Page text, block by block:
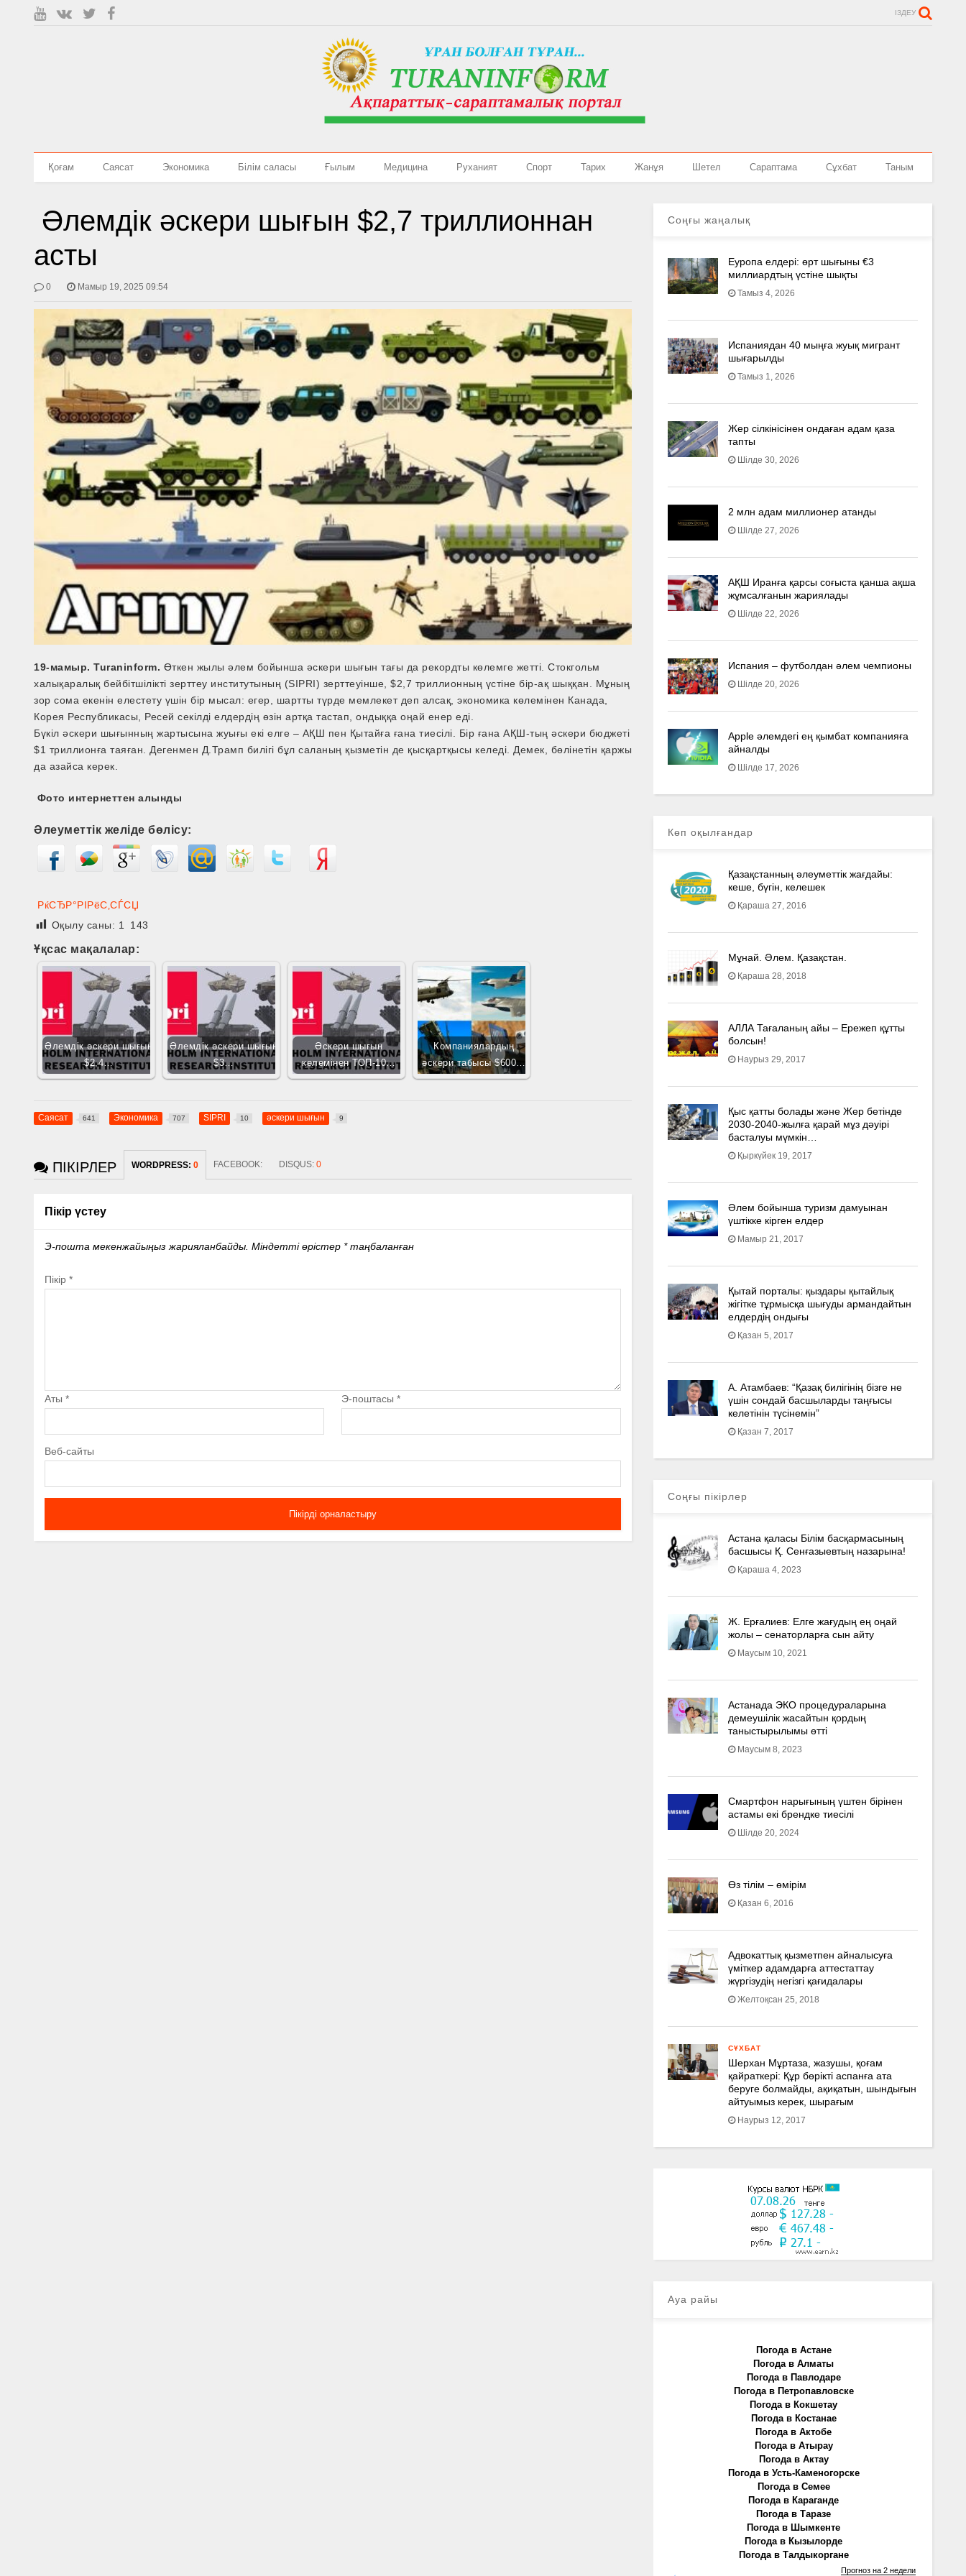
ІЗДЕУ
Қоғам Саясат Экономика Білім саласы Ғылым Медицина Руханият Спорт Тарих Жанұя Шетел Сараптама Сұхбат Таным
Әлемдік әскери шығын $2,7 триллионнан
асты
0 Мамыр 19, 2025 09:54
19-мамыр. Turaninform. Өткен жылы әлем бойынша әскери шығын тағы да рекордты көлемге жетті. Стокгольм
халықаралық бейбітшілікті зерттеу институтының (SIPRI) зерттеуінше, $2,7 триллионның үстіне бір-ақ шыққан. Мұның
зор сома екенін елестету үшін бір мысал: егер, шартты түрде мемлекет деп алсақ, экономика көлемінен Канада,
Корея Республикасы, Ресей секілді елдердің өзін артқа тастап, ондыққа оңай енер еді.
Бүкіл әскери шығынның жартысына жуығы екі елге – АҚШ пен Қытайға ғана тиесілі. Бір ғана АҚШ-тың әскери бюджеті
$1 триллионға таяған. Дегенмен Д.Трамп билігі бұл саланың қызметін де қысқартқысы келеді. Демек, бөлінетін қаржы
да азайса керек.
Фото интернеттен алынды
Әлеуметтік желіде бөлісу:
РќСЂР°РІРёС‚СЃСЏ
Оқылу саны: 1 143
Ұқсас мақалалар:
Әлемдік әскери шығын
$2,4…
Әлемдік әскери шығын
$3…
Әскери шығын
көлемінен ТОП-10…
Компаниялардың
әскери табысы $600…
Саясат 641 Экономика 707 SIPRI 10 әскери шығын 9
ПІКІРЛЕР WORDPRESS:0 FACEBOOK: DISQUS:0
Пікір үстеу
Э-пошта мекенжайыңыз жарияланбайды.Міндетті өрістер *таңбаланған
Пікір*
Аты* Э-поштасы*
Веб-сайты
Соңғы жаңалық
Еуропа елдері: өрт шығыны €3
миллиардтың үстіне шықты
Тамыз 4, 2026
Испаниядан 40 мыңға жуық мигрант
шығарылды
Тамыз 1, 2026
Жер сілкінісінен ондаған адам қаза
тапты
Шілде 30, 2026
2 млн адам миллионер атанды
Шілде 27, 2026
АҚШ Иранға қарсы соғыста қанша ақша
жұмсалғанын жариялады
Шілде 22, 2026
Испания – футболдан әлем чемпионы
Шілде 20, 2026
Apple әлемдегі ең қымбат компанияға
айналды
Шілде 17, 2026
Көп оқылғандар
Қазақстанның әлеуметтік жағдайы:
кеше, бүгін, келешек
Қараша 27, 2016
Мұнай. Әлем. Қазақстан.
Қараша 28, 2018
АЛЛА Тағаланың айы – Ережеп құтты
болсын!
Наурыз 29, 2017
Қыс қатты болады және Жер бетінде
2030-2040­-жылға қарай мұз дәуірі
басталуы мүмкін…
Қыркүйек 19, 2017
Әлем бойынша туризм дамуынан
үштікке кірген елдер
Мамыр 21, 2017
Қытай порталы: қыздары қытайлық
жігітке тұрмысқа шығуды армандайтын
елдердің ондығы
Қазан 5, 2017
А. Атамбаев: “Қазақ билігінің бізге не
үшін сондай басшыларды таңғысы
келетінін түсінемін”
Қазан 7, 2017
Соңғы пікірлер
Астана қаласы Білім басқармасының
басшысы Қ. Сенғазыевтың назарына!
Қараша 4, 2023
Ж. Ерғалиев: Елге жағудың ең оңай
жолы – сенаторларға сын айту
Маусым 10, 2021
Астанада ЭКО процедураларына
демеушілік жасайтын қордың
таныстырылымы өтті
Маусым 8, 2023
Смартфон нарығының үштен бірінен
астамы екі брендке тиесілі
Шілде 20, 2024
Өз тілім – өмірім
Қазан 6, 2016
Адвокаттық қызметпен айналысуға
үмiткер адамдарға аттестаттау
жүргізудің негізгі қағидалары
Желтоқсан 25, 2018
СҰХБАТ
Шерхан Мұртаза, жазушы, қоғам
қайраткері: Құр бөрікті аспанға ата
беруге болмайды, ақиқатын, шындығын
айтуымыз керек, шырағым
Наурыз 12, 2017
Ауа райы
Погода в Астане
Погода в Алматы
Погода в Павлодаре
Погода в Петропавловске
Погода в Кокшетау
Погода в Костанае
Погода в Актобе
Погода в Атырау
Погода в Актау
Погода в Усть-Каменогорске
Погода в Семее
Погода в Караганде
Погода в Таразе
Погода в Шымкенте
Погода в Кызылорде
Погода в Талдыкоргане
Прогноз на 2 недели